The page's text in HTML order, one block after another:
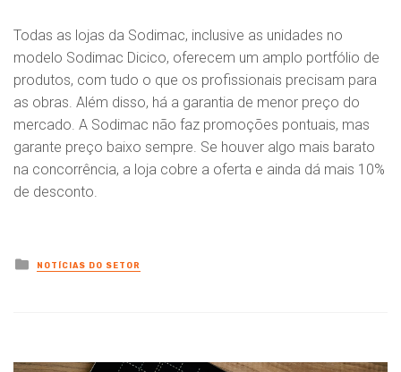
Todas as lojas da Sodimac, inclusive as unidades no
modelo Sodimac Dicico, oferecem um amplo portfólio de
produtos, com tudo o que os profissionais precisam para
as obras. Além disso, há a garantia de menor preço do
mercado. A Sodimac não faz promoções pontuais, mas
garante preço baixo sempre. Se houver algo mais barato
na concorrência, a loja cobre a oferta e ainda dá mais 10%
de desconto.
Posted
in
NOTÍCIAS DO SETOR